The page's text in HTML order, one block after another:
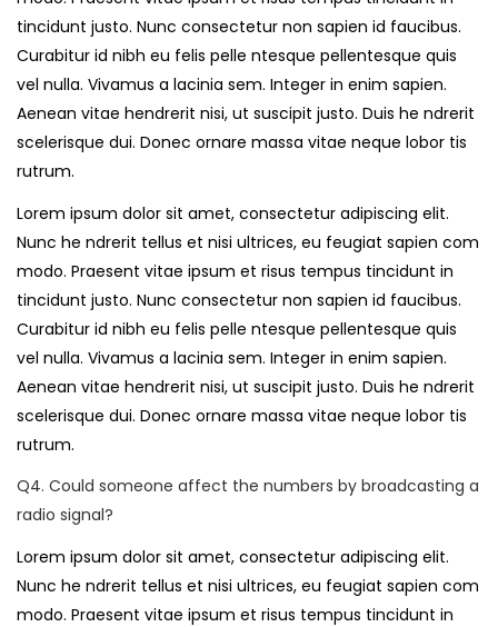
tincidunt justo. Nunc consectetur non sapien id faucibus.
Curabitur id nibh eu felis pelle ntesque pellentesque quis
vel nulla. Vivamus a lacinia sem. Integer in enim sapien.
Aenean vitae hendrerit nisi, ut suscipit justo. Duis he ndrerit
scelerisque dui. Donec ornare massa vitae neque lobor tis
rutrum.
Lorem ipsum dolor sit amet, consectetur adipiscing elit.
Nunc he ndrerit tellus et nisi ultrices, eu feugiat sapien com
modo. Praesent vitae ipsum et risus tempus tincidunt in
tincidunt justo. Nunc consectetur non sapien id faucibus.
Curabitur id nibh eu felis pelle ntesque pellentesque quis
vel nulla. Vivamus a lacinia sem. Integer in enim sapien.
Aenean vitae hendrerit nisi, ut suscipit justo. Duis he ndrerit
scelerisque dui. Donec ornare massa vitae neque lobor tis
rutrum.
Q4. Could someone affect the numbers by broadcasting a
radio signal?
Lorem ipsum dolor sit amet, consectetur adipiscing elit.
Nunc he ndrerit tellus et nisi ultrices, eu feugiat sapien com
modo. Praesent vitae ipsum et risus tempus tincidunt in